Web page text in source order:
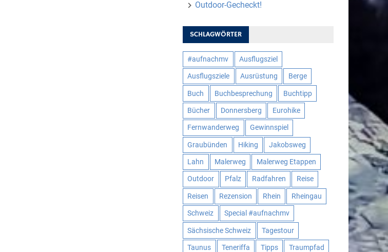
Outdoor-Gecheckt!
SCHLAGWÖRTER
#aufnachmv Ausflugsziel
Ausflugsziele Ausrüstung Berge
Buch Buchbesprechung Buchtipp
Bücher Donnersberg Eurohike
Fernwanderweg Gewinnspiel
Graubünden Hiking Jakobsweg
Lahn Malerweg Malerweg Etappen
Outdoor Pfalz Radfahren Reise
Reisen Rezension Rhein Rheingau
Schweiz Special #aufnachmv
Sächsische Schweiz Tagestour
Taunus Teneriffa Tipps Traumpfad